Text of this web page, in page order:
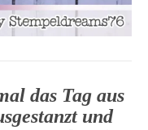
das Tag aus
und